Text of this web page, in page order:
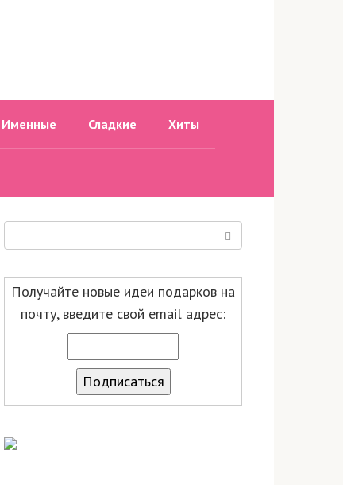
Именные Сладкие Хиты
Получайте новые идеи подарков на
почту, введите свой email адрес: